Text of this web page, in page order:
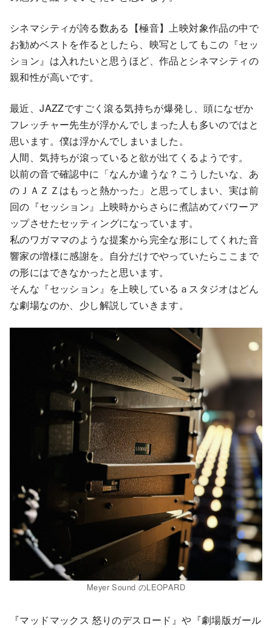
シネマシティが誇る数ある【極音】上映対象作品の中で
お勧めベストを作るとしたら、映写としてもこの『セッ
ション』は入れたいと思うほど、作品とシネマシティの
親和性が高いです。
最近、JAZZですごく滾る気持ちが爆発し、頭になぜか
フレッチャー先生が浮かんでしまった人も多いのではと
思います。僕は浮かんでしまいました。
人間、気持ちが滾っていると欲が出てくるようです。
以前の音で確認中に「なんか違うな？こうしたいな、あ
のＪＡＺＺはもっと熱かった」と思ってしまい、実は前
回の『セッション』上映時からさらに煮詰めてパワーア
ップさせたセッティングになっています。
私のワガママのような提案から完全な形にしてくれた音
響家の増様に感謝を。自分だけでやっていたらここまで
の形にはできなかったと思います。
そんな『セッション』を上映しているａスタジオはどん
な劇場なのか、少し解説していきます。
Meyer Sound のLEOPARD
『マッドマックス 怒りのデスロード』や『劇場版ガール